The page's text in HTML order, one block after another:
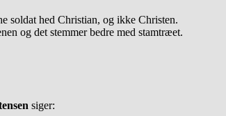
soldat hed Christian, og ikke Christen.
og det stemmer bedre med stamtræet.
siger: